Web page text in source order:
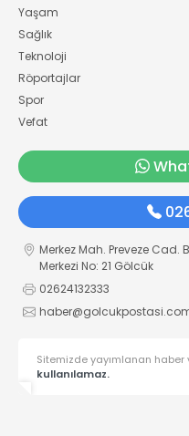
Yaşam
Sağlık
Teknoloji
Röportajlar
Spor
Vefat
Merkez Mah. Preveze Cad.
Merkezi No: 21 Gölcük
02624132333
Sitemizde yayımlanan
kullanılamaz.